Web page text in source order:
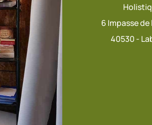
6 Impasse
40530 -